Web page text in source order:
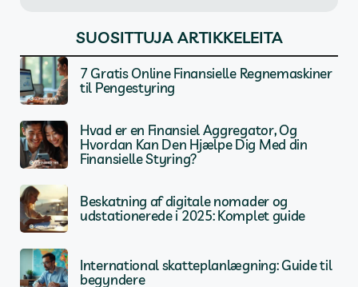
SUOSITTUJA ARTIKKELEITA
7 Gratis Online Finansielle Regnemaskiner
til Pengestyring
Hvad er en Finansiel Aggregator, Og
Hvordan Kan Den Hjælpe Dig Med din
Finansielle Styring?
Beskatning af digitale nomader og
udstationerede i 2025: Komplet guide
International skatteplanlægning: Guide til
begyndere